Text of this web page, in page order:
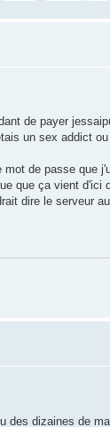
de payer
un sex addict
de passe que
que ça vient d'ici
dire le serveur
des dizaines de